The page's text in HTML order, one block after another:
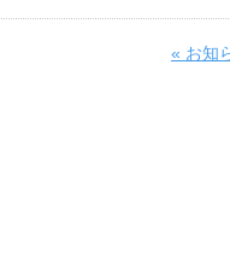
« お知